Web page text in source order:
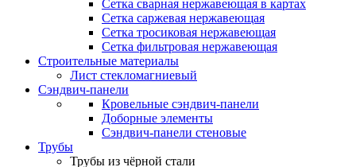
Сетка сварная нержавеющая в картах
Сетка саржевая нержавеющая
Сетка тросиковая нержавеющая
Сетка фильтровая нержавеющая
Строительные материалы
Лист стекломагниевый
Сэндвич-панели
Кровельные сэндвич-панели
Доборные элементы
Сэндвич-панели стеновые
Трубы
Трубы из чёрной стали